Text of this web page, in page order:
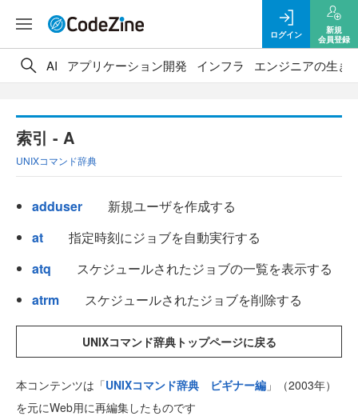
ログイン
新規
会員登録
AI アプリケーション開発 インフラ エンジニアの生き
索引 - A
UNIXコマンド辞典
adduser
新規ユーザを作成する
at
指定時刻にジョブを自動実行する
atq
スケジュールされたジョブの一覧を表示する
atrm
スケジュールされたジョブを削除する
UNIXコマンド辞典トップページに戻る
本コンテンツは「UNIXコマンド辞典 ビギナー編 」（2003年）
を元にWeb用に再編集したものです